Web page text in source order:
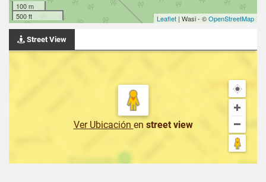
100 m
500 ft
Leaflet | Wasi - ©OpenStreetMap
Street View
Ver Ubicación en street view